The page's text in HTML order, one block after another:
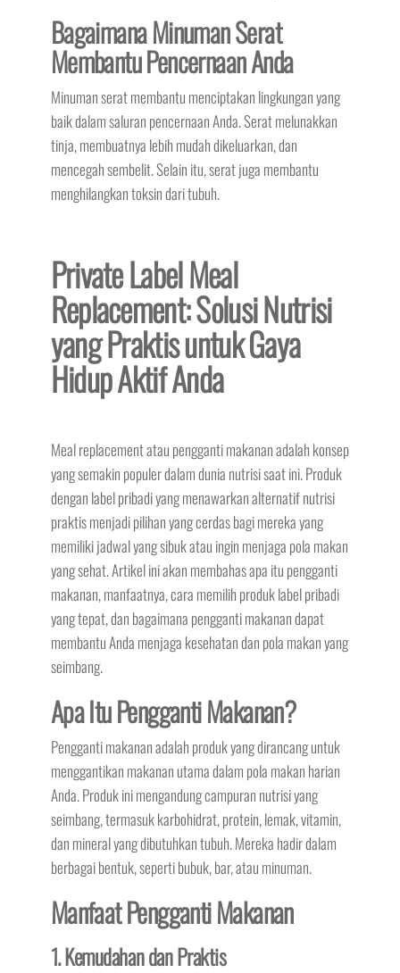
Bagaimana Minuman Serat
Membantu Pencernaan Anda
Minuman serat membantu menciptakan lingkungan yang
baik dalam saluran pencernaan Anda. Serat melunakkan
tinja, membuatnya lebih mudah dikeluarkan, dan
mencegah sembelit. Selain itu, serat juga membantu
menghilangkan toksin dari tubuh.
Private Label Meal
Replacement: Solusi Nutrisi
yang Praktis untuk Gaya
Hidup Aktif Anda
Meal replacement atau pengganti makanan adalah konsep
yang semakin populer dalam dunia nutrisi saat ini. Produk
dengan label pribadi yang menawarkan alternatif nutrisi
praktis menjadi pilihan yang cerdas bagi mereka yang
memiliki jadwal yang sibuk atau ingin menjaga pola makan
yang sehat. Artikel ini akan membahas apa itu pengganti
makanan, manfaatnya, cara memilih produk label pribadi
yang tepat, dan bagaimana pengganti makanan dapat
membantu Anda menjaga kesehatan dan pola makan yang
seimbang.
Apa Itu Pengganti Makanan?
Pengganti makanan adalah produk yang dirancang untuk
menggantikan makanan utama dalam pola makan harian
Anda. Produk ini mengandung campuran nutrisi yang
seimbang, termasuk karbohidrat, protein, lemak, vitamin,
dan mineral yang dibutuhkan tubuh. Mereka hadir dalam
berbagai bentuk, seperti bubuk, bar, atau minuman.
Manfaat Pengganti Makanan
1. Kemudahan dan Praktis